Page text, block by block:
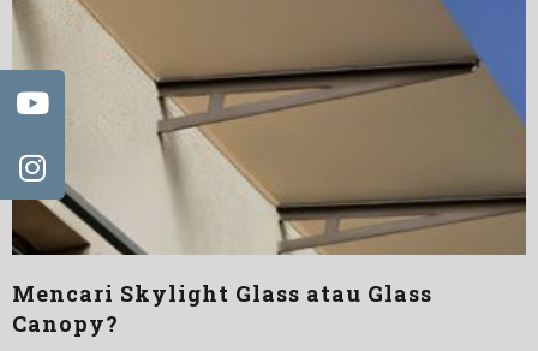
Mencari Skylight Glass atau Glass
Canopy?